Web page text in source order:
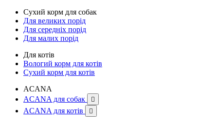
Сухий корм для собак
Для великих порід
Для середніх порід
Для малих порід
Для котів
Вологий корм для котів
Сухий корм для котів
ACANA
ACANA для собак

ACANA для котів 